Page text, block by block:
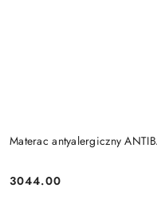
Materac antyalergiczny
Cena:
3044.00